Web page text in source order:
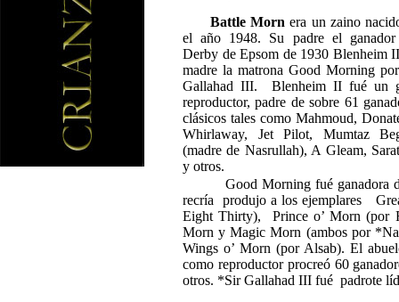
Battle Morn era un zaino
el año 1948. Su padre el
Derby de Epsom de 1930 Blenheim
madre la matrona Good Morning
Gallahad III.
Blenheim II fué un
reproductor, padre de sobre 61
clásicos tales como Mahmoud,
Whirlaway, Jet Pilot, Mumtaz
(madre de Nasrullah), A Gleam,
y otros.
Good Morning fué ganadora
recría
produjo a los ejemplares
Eight Thirty),
Prince o’ Morn (por
Morn y Magic Morn (ambos por
Wings o’ Morn (por Alsab). El
como reproductor procreó 60
otros. *Sir Gallahad III fué padrote